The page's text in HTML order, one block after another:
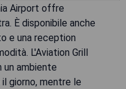
Airport offre
È disponibile anche
e una reception
L'Aviation Grill
un ambiente
giorno, mentre le